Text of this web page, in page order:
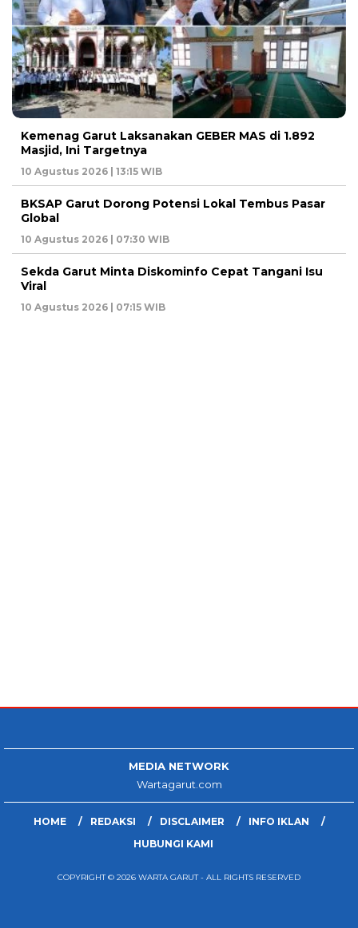
Kemenag Garut Laksanakan GEBER MAS di 1.892
Masjid, Ini Targetnya
10 Agustus 2026 | 13:15 WIB
BKSAP Garut Dorong Potensi Lokal Tembus Pasar
Global
10 Agustus 2026 | 07:30 WIB
Sekda Garut Minta Diskominfo Cepat Tangani Isu
Viral
10 Agustus 2026 | 07:15 WIB
MEDIA NETWORK
Wartagarut.com
HOME REDAKSI DISCLAIMER
INFO IKLAN
HUBUNGI KAMI
COPYRIGHT © 2026 WARTA GARUT - ALL RIGHTS RESERVED